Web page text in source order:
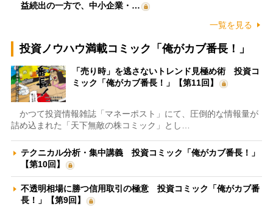
益続出の一方で、中小企業・…
一覧を見る
投資ノウハウ満載コミック「俺がカブ番長！」
「売り時」を逃さないトレンド見極め術 投資コ
ミック「俺がカブ番長！」【第11回】
かつて投資情報雑誌「マネーポスト」にて、圧倒的な情報量が
詰め込まれた「天下無敵の株コミック」とし…
テクニカル分析・集中講義 投資コミック「俺がカブ番長！」
【第10回】
不透明相場に勝つ信用取引の極意 投資コミック「俺がカブ番
長！」【第9回】